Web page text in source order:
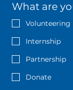
What are
Volunteering
Internship
Partnership
Donate